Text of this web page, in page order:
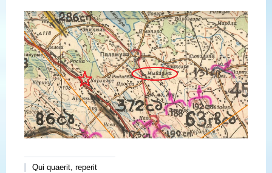
Qui quaerit, reperit